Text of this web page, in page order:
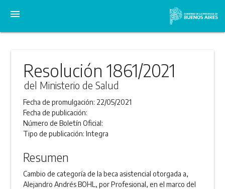
menu
Resolución 1861/2021
del Ministerio de Salud
Fecha de promulgación: 22/05/2021
Fecha de publicación:
Número de Boletín Oficial:
Tipo de publicación:Integra
Resumen
Cambio de categoría de la beca asistencial otorgada a,
Alejandro Andrés BOHL, por Profesional, en el marco del